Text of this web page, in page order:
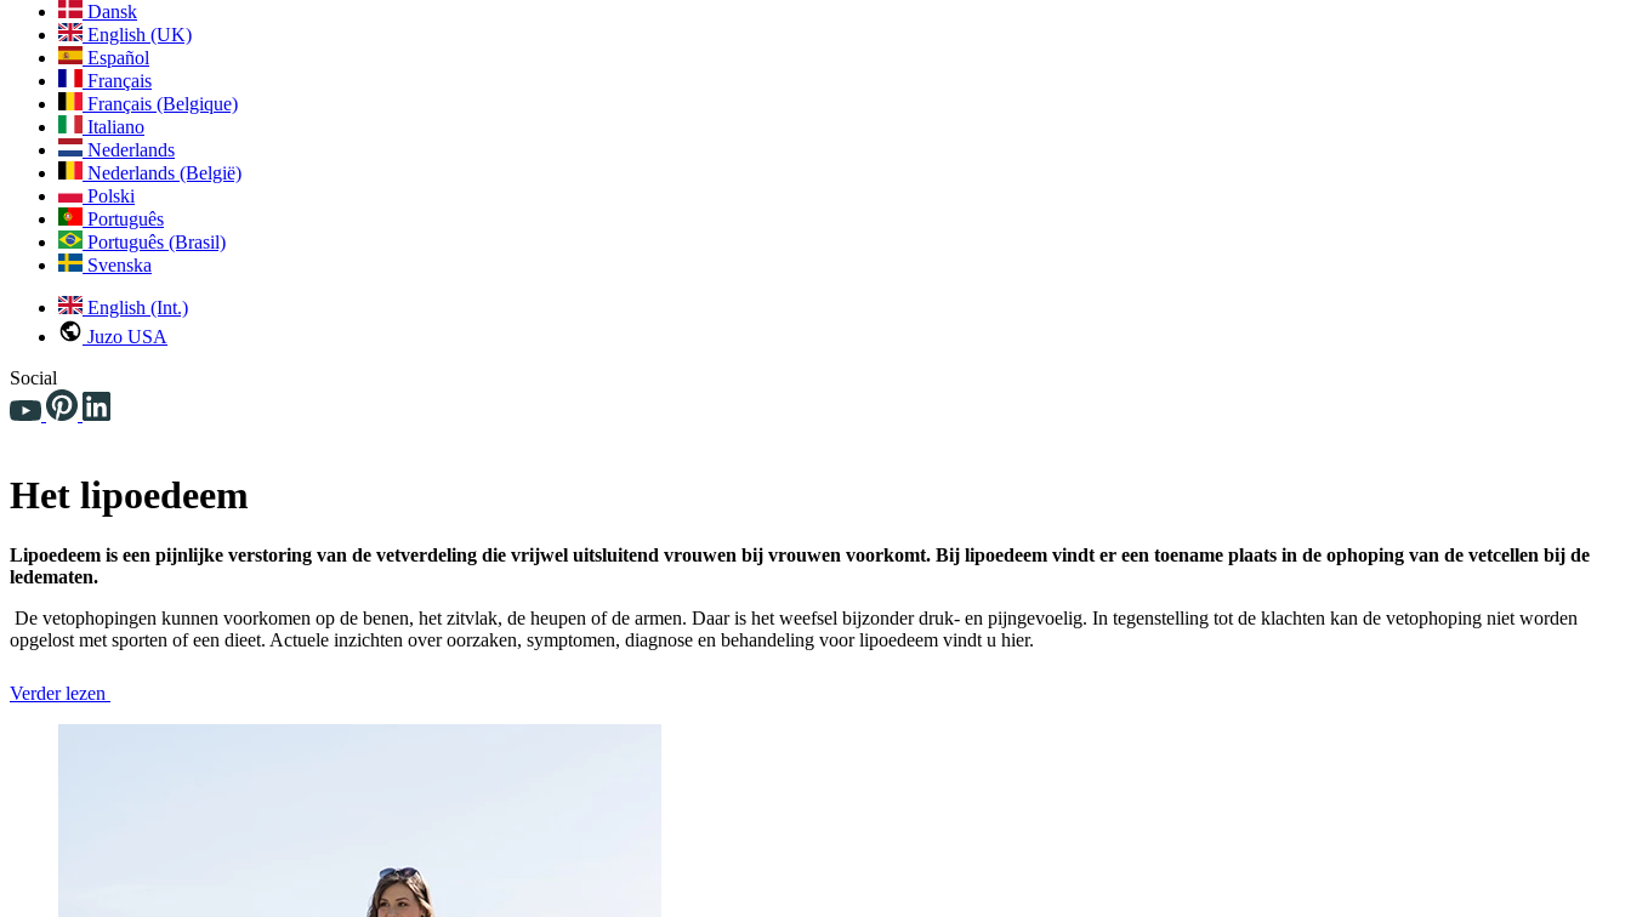
Dansk
English (UK)
Español
Français
Français (Belgique)
Italiano
Nederlands
Nederlands (België)
Polski
Português
Português (Brasil)
Svenska
English (Int.)
Juzo USA
Social
Het lipoedeem
Lipoedeem is een pijnlijke verstoring van de vetverdeling die vrijwel uitsluitend vrouwen bij vrouwen voorkomt. Bij lipoedeem vindt er een toename plaats in de ophoping van de vetcellen bij de
ledematen.
De vetophopingen kunnen voorkomen op de benen, het zitvlak, de heupen of de armen. Daar is het weefsel bijzonder druk- en pijngevoelig. In tegenstelling tot de klachten kan de vetophoping niet worden
opgelost met sporten of een dieet. Actuele inzichten over oorzaken, symptomen, diagnose en behandeling voor lipoedeem vindt u hier.
Verder lezen